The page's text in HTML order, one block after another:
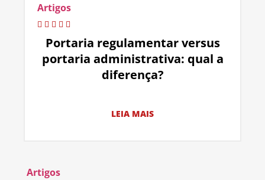
Artigos
Portaria regulamentar versus
portaria administrativa: qual a
diferença?
LEIA MAIS
Artigos